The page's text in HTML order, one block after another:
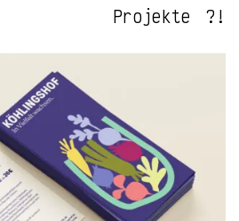
Projekte ?!